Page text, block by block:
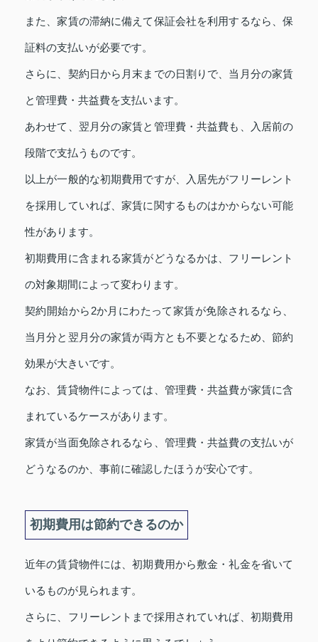
また、家賃の滞納に備えて保証会社を利用するなら、保
証料の支払いが必要です。
さらに、契約日から月末までの日割りで、当月分の家賃
と管理費・共益費を支払います。
あわせて、翌月分の家賃と管理費・共益費も、入居前の
段階で支払うものです。
以上が一般的な初期費用ですが、入居先がフリーレント
を採用していれば、家賃に関するものはかからない可能
性があります。
初期費用に含まれる家賃がどうなるかは、フリーレント
の対象期間によって変わります。
契約開始から2か月にわたって家賃が免除されるなら、
当月分と翌月分の家賃が両方とも不要となるため、節約
効果が大きいです。
なお、賃貸物件によっては、管理費・共益費が家賃に含
まれているケースがあります。
家賃が当面免除されるなら、管理費・共益費の支払いが
どうなるのか、事前に確認したほうが安心です。
初期費用は節約できるのか
近年の賃貸物件には、初期費用から敷金・礼金を省いて
いるものが見られます。
さらに、フリーレントまで採用されていれば、初期費用